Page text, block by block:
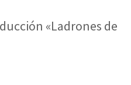
«Ladrones de